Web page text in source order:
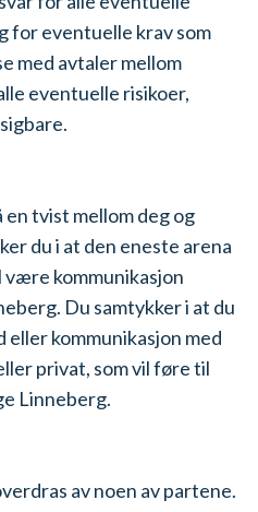
for eventuelle krav som
med avtaler mellom
eventuelle risikoer,
tvist mellom deg og
du i at den eneste arena
være kommunikasjon
Du samtykker i at du
kommunikasjon med
privat, som vil føre til
Linneberg.
av noen av partene.